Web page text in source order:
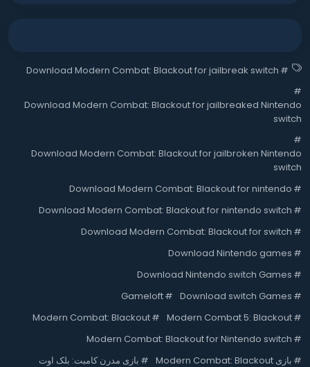
#
Download Modern Combat: Blackout for jailbreak switch
#
Download Modern Combat: Blackout for jailbreaked Nintendo
switch
#
Download Modern Combat: Blackout for jailbroken Nintendo
switch
#
Download Modern Combat: Blackout for nintendo
#
Download Modern Combat: Blackout for nintendo switch
#
Download Modern Combat: Blackout for switch
#
Download Nintendo games
#
Download Nintendo switch Games
#
Download switch Games
#
Gameloft
#
Modern Combat 5: Blackout
#
Modern Combat: Blackout
#
Modern Combat: Blackout for Nintendo switch
# بازی Modern Combat: Blackout # بازی مدرن کامبت: بلک اوت